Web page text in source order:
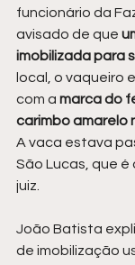
funcionário da
avisado de que
imobilizada para
local, o vaqueiro
com a marca do
carimbo amarelo
A vaca estava
São Lucas, que
juiz.
João Batista
de imobilização